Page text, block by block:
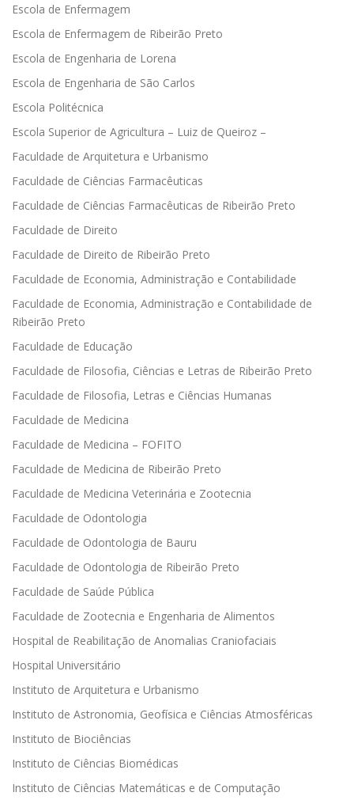
Escola de Enfermagem
Escola de Enfermagem de Ribeirão Preto
Escola de Engenharia de Lorena
Escola de Engenharia de São Carlos
Escola Politécnica
Escola Superior de Agricultura – Luiz de Queiroz –
Faculdade de Arquitetura e Urbanismo
Faculdade de Ciências Farmacêuticas
Faculdade de Ciências Farmacêuticas de Ribeirão Preto
Faculdade de Direito
Faculdade de Direito de Ribeirão Preto
Faculdade de Economia, Administração e Contabilidade
Faculdade de Economia, Administração e Contabilidade de
Ribeirão Preto
Faculdade de Educação
Faculdade de Filosofia, Ciências e Letras de Ribeirão Preto
Faculdade de Filosofia, Letras e Ciências Humanas
Faculdade de Medicina
Faculdade de Medicina – FOFITO
Faculdade de Medicina de Ribeirão Preto
Faculdade de Medicina Veterinária e Zootecnia
Faculdade de Odontologia
Faculdade de Odontologia de Bauru
Faculdade de Odontologia de Ribeirão Preto
Faculdade de Saúde Pública
Faculdade de Zootecnia e Engenharia de Alimentos
Hospital de Reabilitação de Anomalias Craniofaciais
Hospital Universitário
Instituto de Arquitetura e Urbanismo
Instituto de Astronomia, Geofísica e Ciências Atmosféricas
Instituto de Biociências
Instituto de Ciências Biomédicas
Instituto de Ciências Matemáticas e de Computação